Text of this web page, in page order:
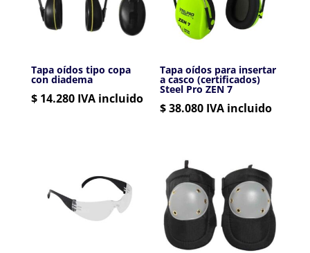
Tapa oídos tipo copa
con diadema
$14.280 IVA incluido
Tapa oídos para insertar
a casco (certificados)
Steel Pro ZEN 7
$38.080 IVA incluido